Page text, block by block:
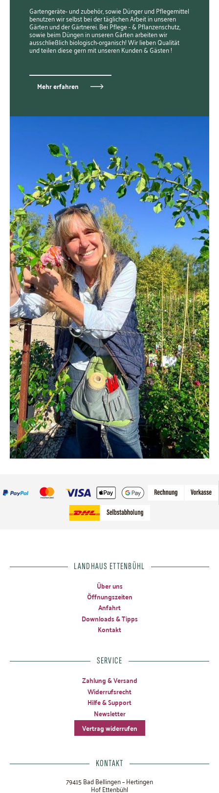
Gartengeräte- und zubehör, sowie Dünger und Pflegemittel
benutzen wir selbst bei der täglichen Arbeit in unseren
Gärten und der Gärtnerei. Bei Pflege - & Pflanzenschutz,
sowie beim Düngen in unseren Gärten arbeiten wir
ausschließlich biologisch-organisch! Wir lieben Qualität
und teilen diese gern mit unseren Kunden & Gästen !
Mehr erfahren
LANDHAUS ETTENBÜHL
Über uns
Öffnungszeiten
Anfahrt
Downloads & Tipps
Kontakt
SERVICE
Zahlung & Versand
Widerrufsrecht
Hilfe & Support
Newsletter
Vertrag widerrufen
KONTAKT
79415 Bad Bellingen – Hertingen
Hof Ettenbühl